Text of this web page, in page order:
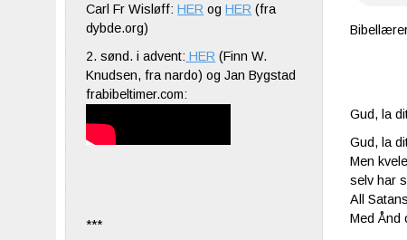
Carl Fr Wisløff:HER ogHER (fra
dybde.org)
2. sønd. i advent: HER (Finn W.
Knudsen, fra nardo) og Jan Bygstad
frabibeltimer.com:
***
Gud, la
Gud, la
Men
selv har
All
Med Ånd